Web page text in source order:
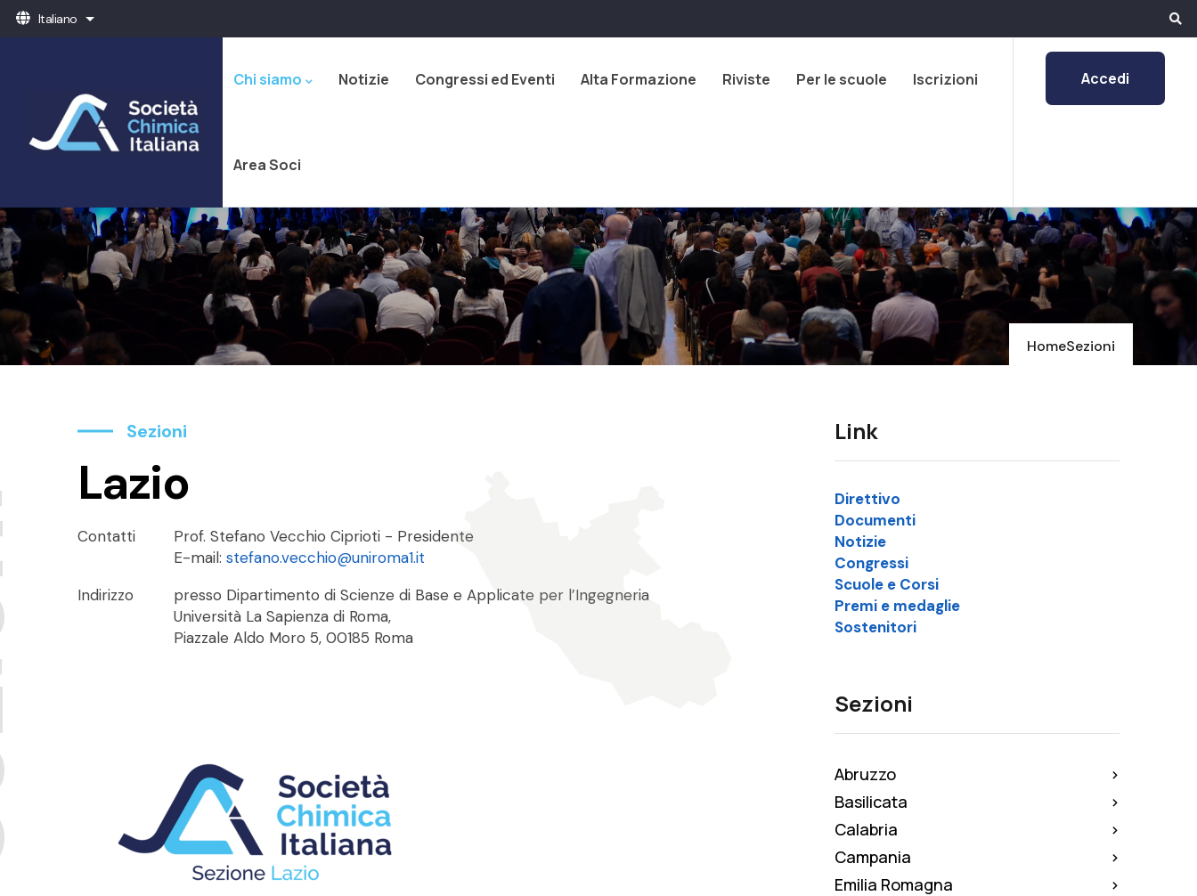
Salta Italiano Mostra ulteriori azioni
principale
Chi siamo Notizie Congressi ed Eventi Alta Formazione Riviste Per le scuole Iscrizioni
Area Soci
Accedi
HomeSezioni
Sezioni
Lazio
Contatti
Prof. Stefano Vecchio Ciprioti - Presidente
E-mail: stefano.vecchio@uniroma1.it
Indirizzo
presso Dipartimento di Scienze di Base e Applicate per l’Ingegneria
Università La Sapienza di Roma,
Piazzale Aldo Moro 5, 00185 Roma
Link
Direttivo
Documenti
Notizie
Congressi
Scuole e Corsi
Premi e medaglie
Sostenitori
Sezioni
Abruzzo
Basilicata
Calabria
Campania
Emilia Romagna